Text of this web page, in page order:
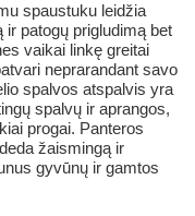
spaustuku leidžia
ir patogų prigludimą bet
vaikai linkę greitai
neprarandant savo
spalvos atspalvis yra
spalvų ir aprangos,
progai. Panteros
žaismingą ir
gyvūnų ir gamtos